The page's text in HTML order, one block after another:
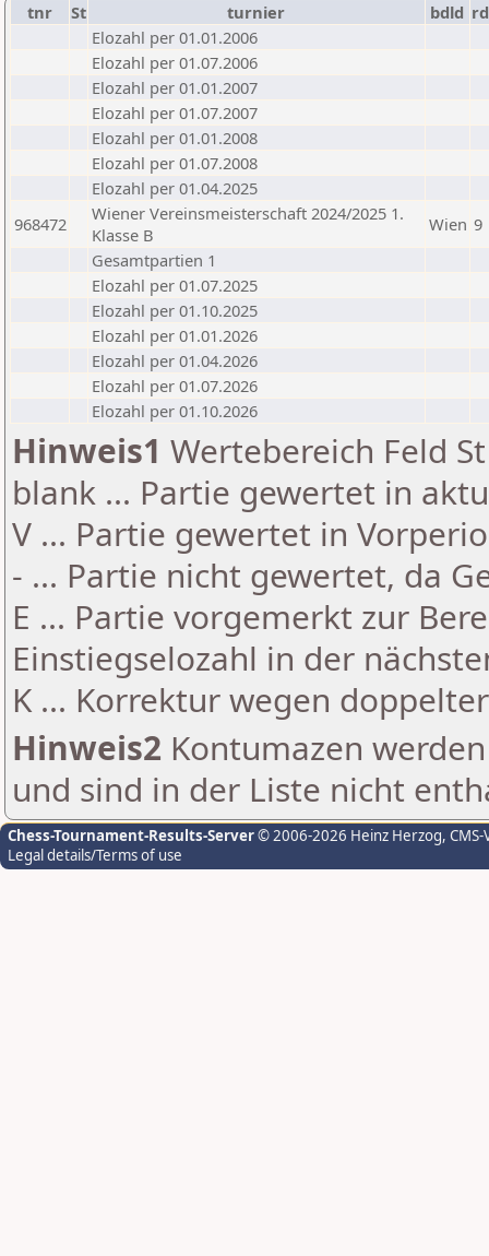
tnr St turnier bdld rd
Elozahl per 01.01.2006
Elozahl per 01.07.2006
Elozahl per 01.01.2007
Elozahl per 01.07.2007
Elozahl per 01.01.2008
Elozahl per 01.07.2008
Elozahl per 01.04.2025
968472
Wiener Vereinsmeisterschaft 2024/2025 1.
Klasse B
Wien 9
Gesamtpartien 1
Elozahl per 01.07.2025
Elozahl per 01.10.2025
Elozahl per 01.01.2026
Elozahl per 01.04.2026
Elozahl per 01.07.2026
Elozahl per 01.10.2026
Hinweis1 Wertebereich Feld
blank ... Partie gewertet in
V ... Partie gewertet in
- ... Partie nicht gewertet, da
E ... Partie vorgemerkt zur
Einstiegselozahl in der
K ... Korrektur wegen
Hinweis2 Kontumazen
und sind in der Liste nicht
Chess-Tournament-Results-Server© 2006-2026 Heinz Herzog,
Legal details/Terms of use